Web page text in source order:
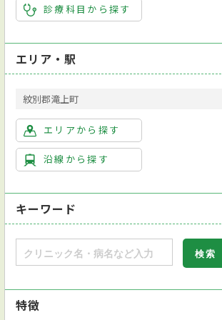
診療科目から探す
エリア・駅
紋別郡滝上町
エリアから探す
沿線から探す
キーワード
特徴